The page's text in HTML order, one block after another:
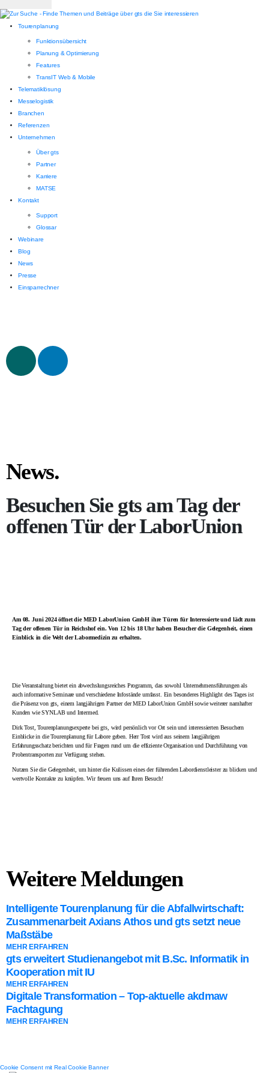
Tourenplanung
Funktionsübersicht
Planung & Optimierung
Features
TransIT Web & Mobile
Telematiklösung
Messelogistik
Branchen
Referenzen
Unternehmen
Über gts
Partner
Karriere
MATSE
Kontakt
Support
Glossar
Webinare
Blog
News
Presse
Einsparrechner
News.
Besuchen Sie gts am Tag der
offenen Tür der LaborUnion
Am 08. Juni 2024 öffnet die MED LaborUnion GmbH ihre Türen für Interessierte und lädt zum
Tag der offenen Tür in Reichshof ein. Von 12 bis 18 Uhr haben Besucher die Gelegenheit, einen
Einblick in die Welt der Labormedizin zu erhalten.
Die Veranstaltung bietet ein abwechslungsreiches Programm, das sowohl Unternehmensführungen als
auch informative Seminare und verschiedene Infostände umfasst. Ein besonderes Highlight des Tages ist
die Präsenz von gts, einem langjährigen Partner der MED LaborUnion GmbH sowie weiterer namhafter
Kunden wie SYNLAB und Intermed.
Dirk Tost, Tourenplanungsexperte bei gts, wird persönlich vor Ort sein und interessierten Besuchern
Einblicke in die Tourenplanung für Labore geben. Herr Tost wird aus seinem langjährigen
Erfahrungsschatz berichten und für Fragen rund um die effiziente Organisation und Durchführung von
Probentransporten zur Verfügung stehen.
Nutzen Sie die Gelegenheit, um hinter die Kulissen eines der führenden Labordienstleister zu blicken und
wertvolle Kontakte zu knüpfen. Wir freuen uns auf Ihren Besuch!
Weitere Meldungen
Intelligente Tourenplanung für die Abfallwirtschaft:
Zusammenarbeit Axians Athos und gts setzt neue
Maßstäbe
MEHR ERFAHREN
gts erweitert Studienangebot mit B.Sc. Informatik in
Kooperation mit IU
MEHR ERFAHREN
Digitale Transformation – Top-aktuelle akdmaw
Fachtagung
MEHR ERFAHREN
Cookie Consent mit Real Cookie Banner